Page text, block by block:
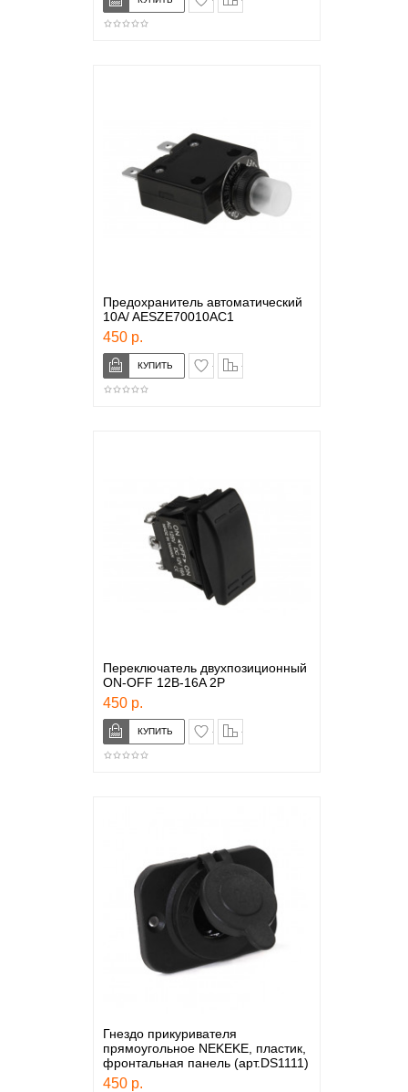
Предохранитель автоматический
10A/ AESZE70010AC1
450 р.
в закладки
Переключатель двухпозиционный
ON-OFF 12В-16A 2P
450 р.
в закладки
Гнездо прикуривателя
прямоугольное NEKEKE, пластик,
фронтальная панель (арт.DS1111)
450 р.